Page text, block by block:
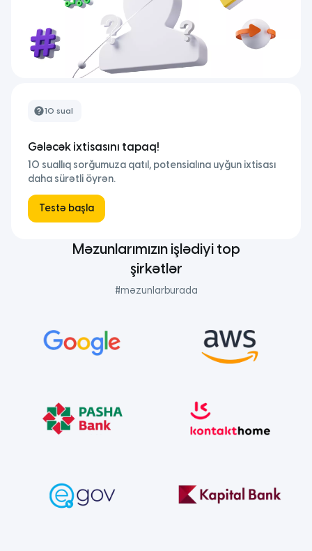
10 sual
Gələcək ixtisasını tapaq!
10 suallıq sorğumuza qatıl, potensialına uyğun ixtisası
daha sürətli öyrən.
Testə başla
Məzunlarımızın işlədiyi top
şirkətlər
#məzunlarburada